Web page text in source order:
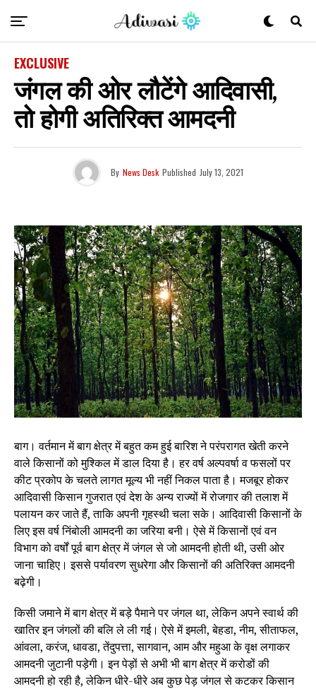
EXCLUSIVE
जंगल की ओर लौटेंगे आदिवासी,
तो होगी अतिरिक्त आमदनी
By News Desk Published July 13, 2021
बाग। वर्तमान में बाग क्षेत्र में बहुत कम हुई बारिश ने परंपरागत खेती करने
वाले किसानों को मुश्किल में डाल दिया है। हर वर्ष अल्पवर्षा व फसलों पर
कीट प्रकोप के चलते लागत मूल्य भी नहीं निकल पाता है। मजबूर होकर
आदिवासी किसान गुजरात एवं देश के अन्य राज्यों में रोजगार की तलाश में
पलायन कर जाते हैं, ताकि अपनी गृहस्थी चला सके। आदिवासी किसानों के
लिए इस वर्ष निंबोली आमदनी का जरिया बनी। ऐसे में किसानों एवं वन
विभाग को वर्षों पूर्व बाग क्षेत्र में जंगल से जो आमदनी होती थी, उसी ओर
जाना चाहिए। इससे पर्यावरण सुधरेगा और किसानों की अतिरिक्त आमदनी
बढ़ेगी।
किसी जमाने में बाग क्षेत्र में बड़े पैमाने पर जंगल था, लेकिन अपने स्वार्थ की
खातिर इन जंगलों की बलि ले ली गई। ऐसे में इमली, बेहडा, नीम, सीताफल,
आंवला, करंज, धावडा, तेंदुपत्ता, सागवान, आम और महुआ के वृक्ष लगाकर
आमदनी जुटानी पड़ेगी। इन पेड़ों से अभी भी बाग क्षेत्र में करोडों की
आमदनी हो रही है, लेकिन धीरे-धीरे अब कुछ पेड़ जंगल से कटकर किसान